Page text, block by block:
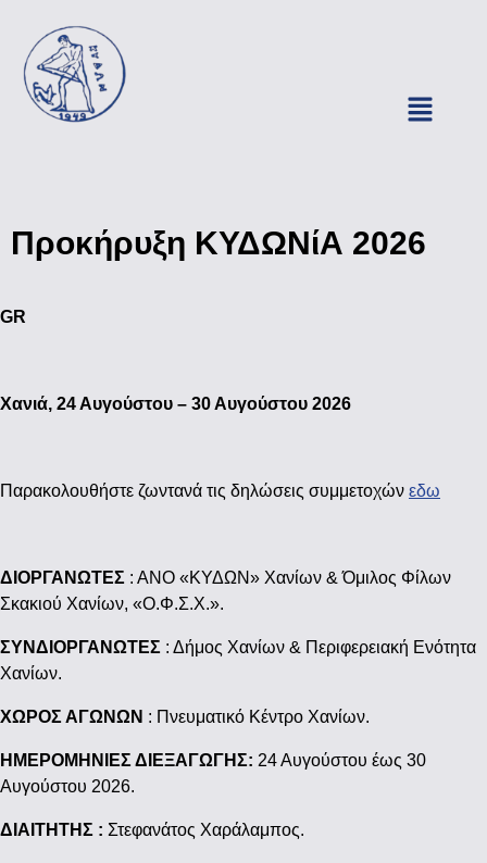
Προκήρυξη ΚΥΔΩΝίΑ 2026
GR
Χανιά, 24 Αυγούστου – 30 Αυγούστου 2026
Παρακολουθήστε ζωντανά τις δηλώσεις συμμετοχών εδω
ΔΙΟΡΓΑΝΩΤΕΣ : ΑNO «ΚΥΔΩΝ» Χανίων & Όμιλος Φίλων
Σκακιού Χανίων, «Ο.Φ.Σ.Χ.».
ΣΥΝΔΙΟΡΓΑΝΩΤΕΣ : Δήμος Χανίων & Περιφερειακή Ενότητα
Χανίων.
ΧΩΡΟΣ ΑΓΩΝΩΝ : Πνευματικό Κέντρο Χανίων.
ΗΜΕΡΟΜΗΝΙΕΣ ΔΙΕΞΑΓΩΓΗΣ: 24 Αυγούστου έως 30
Αυγούστου 2026.
ΔΙΑΙΤΗΤΗΣ : Στεφανάτος Χαράλαμπος.